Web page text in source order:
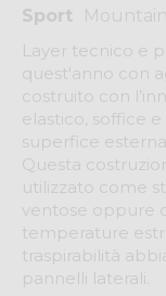
Sport
Mountain
Layer tecnico e
quest'anno con
costruito con
elastico, soffice
superfice
Questa
utilizzato come
ventose oppure
temperature
traspirabilità
pannelli laterali.